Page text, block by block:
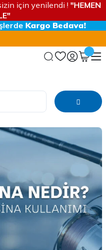
için yenilendi ! "HEMEN
Kargo Bedava!